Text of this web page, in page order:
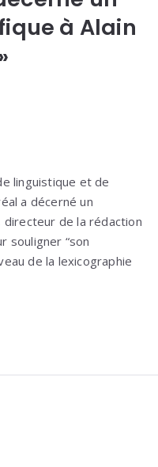
à Alain
linguistique et de
a décerné un
directeur de la rédaction
souligner “son
de la lexicographie